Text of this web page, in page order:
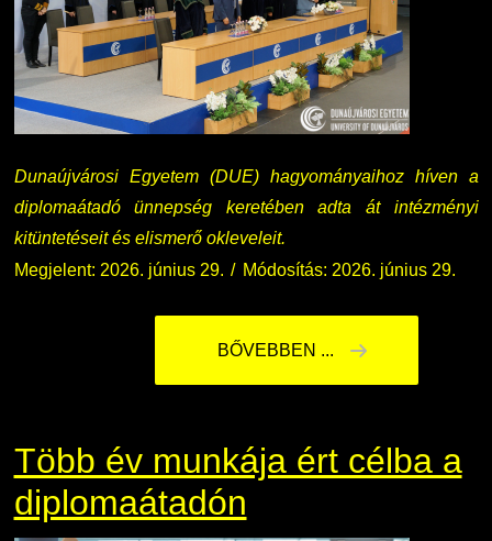
Dunaújvárosi Egyetem (DUE) hagyományaihoz híven a
diplomaátadó ünnepség keretében adta át intézményi
kitüntetéseit és elismerő okleveleit.
Megjelent: 2026. június 29.
Módosítás: 2026. június 29.
BŐVEBBEN ...
Több év munkája ért célba a
diplomaátadón